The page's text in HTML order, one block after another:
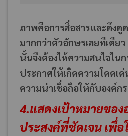
ภาพคือการสื่อสารและดึงดู
มากกว่าตัวอักษรเลยทีเดีย
นั้นจึงต้องให้ความสนใจใน
ประกาศให้เกิดความโดดเ
ความน่าเชื่อถือให้กับองค์กร
4.แสดงเป้าหมายของ
ประสงค์ที่ชัดเจน เพื่อ